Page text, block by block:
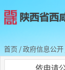
首页 /政府信息公开
依申请